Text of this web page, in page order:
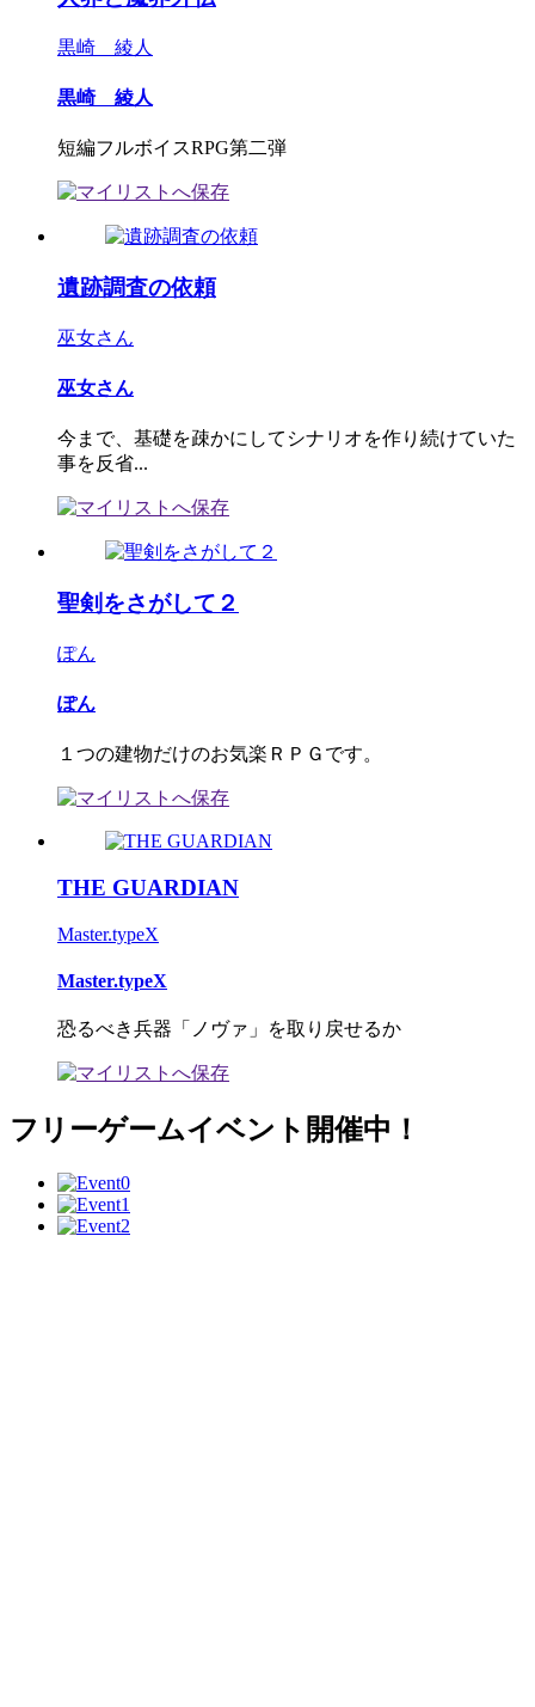
黒崎 綾人
黒崎 綾人
短編フルボイスRPG第二弾
遺跡調査の依頼
巫女さん
巫女さん
今まで、基礎を疎かにしてシナリオを作り続けていた
事を反省...
聖剣をさがして２
ぽん
ぽん
１つの建物だけのお気楽ＲＰＧです。
THE GUARDIAN
Master.typeX
Master.typeX
恐るべき兵器「ノヴァ」を取り戻せるか
フリーゲームイベント開催中！